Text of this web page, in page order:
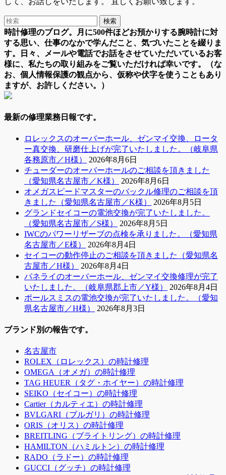
時計修理のブログ。月に500件ほどお預かりする腕時計に対
する思い、仕事のなかで学んだこと、気づいたことを綴りま
す。日々、メールや電話でお話をさせていただいているお客
様に、私たちの取り組みをご覧いただければ幸いです。（な
お、個人情報保護の観点から、仮称や伏字を使うこともあり
ますが、お許しください。）
最新の修理業務日報です。
ロレックスのオーバーホール、ゼンマイ交換、ロータ
ー真交換、研磨仕上げが完了いたしました。（岐阜県
各務原市／H様）
2026年8月6日
チューダーのオーバーホールのご相談を頂きました
（愛知県名古屋市／K様）
2026年8月6日
オメガスピードマスターのバックル修理のご相談を頂
きました（愛知県名古屋市／K様）
2026年8月5日
グランドセイコーの電池交換が完了いたしました。
（愛知県名古屋市／S様）
2026年8月5日
IWCのパワーリザーブの点検を承りました。（愛知県
名古屋市／E様）
2026年8月4日
セイコーの動作停止のご相談を頂きました（愛知県名
古屋市／H様）
2026年8月4日
パネライのオーバーホール、ゼンマイ交換修理が完了
いたしました。（岐阜県郡上市／Y様）
2026年8月4日
ポールスミスの電池交換が完了いたしました。（愛知
県名古屋市／H様）
2026年8月3日
ブランド別の報告です。
名古屋市
ROLEX（ロレックス）の時計修理
OMEGA（オメガ）の時計修理
TAG HEUER（タグ・ホイヤー）の時計修理
SEIKO（セイコー）の時計修理
Cartier（カルティエ）の時計修理
BVLGARI（ブルガリ）の時計修理
ORIS（オリス）の時計修理
BREITLING（ブライトリング）の時計修理
HAMILTON（ハミルトン）の時計修理
RADO（ラドー）の時計修理
GUCCI（グッチ）の時計修理